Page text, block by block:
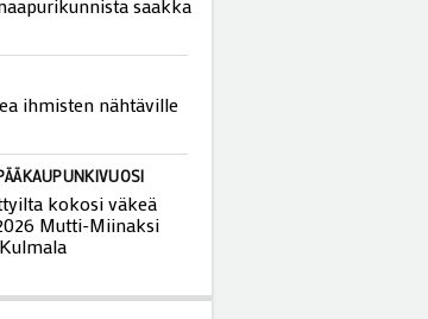
houkutteli
saakka
ihmisten nähtäville
kokosi väkeä
Mutti-Miinaksi